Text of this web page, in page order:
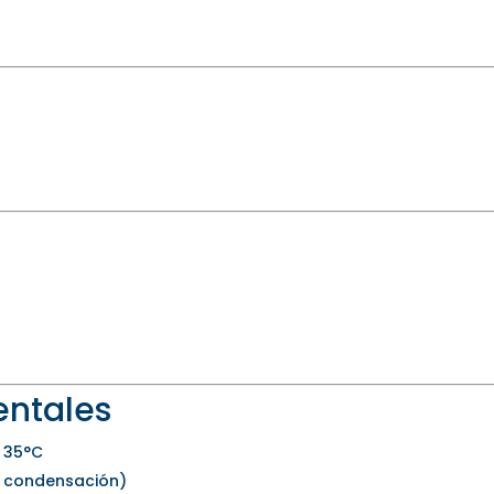
condensación)